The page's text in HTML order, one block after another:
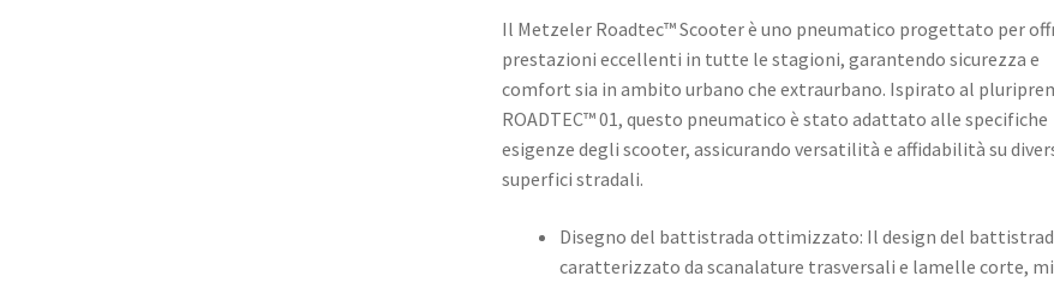
Il Metzeler Roadtec™ Scooter è uno pneumatico progettato per
prestazioni eccellenti in tutte le stagioni, garantendo sicurezza e
comfort sia in ambito urbano che extraurbano. Ispirato al
ROADTEC™ 01, questo pneumatico è stato adattato alle specifiche
esigenze degli scooter, assicurando versatilità e affidabilità su
superfici stradali. ​
Disegno del battistrada ottimizzato: Il design del
caratterizzato da scanalature trasversali e lamelle corte,